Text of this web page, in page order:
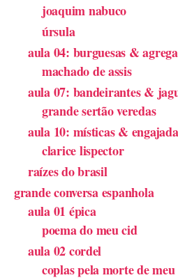
joaquim nabuco
úrsula
aula 04: burguesas &
machado de assis
aula 07: bandeirantes &
grande sertão veredas
aula 10: místicas &
clarice lispector
raízes do brasil
grande conversa espanhola
aula 01 épica
poema do meu cid
aula 02 cordel
coplas pela morte de